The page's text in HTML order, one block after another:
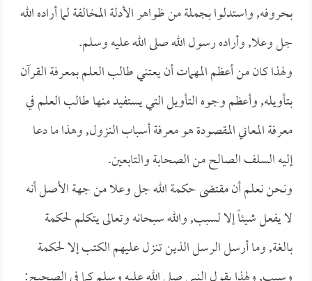
بحروفه, واستدلوا بجملة من ظواهر الأدلة المخالفة لما أراده الله
جل وعلا, وأراده رسول الله صلى الله عليه وسلم.
ولهذا كان من أعظم المهمات أن يعتني طالب العلم بمعرفة القرآن
بتأويله, وأعظم وجوه التأويل التي يستفيد منها طالب العلم في
معرفة المعاني المقصودة هو معرفة أسباب النزول, وهذا ما دعا
إليه السلف الصالح من الصحابة والتابعين.
ونحن نعلم أن مقتضى حكمة الله جل وعلا من جهة الأصل أنه
لا يفعل شيئاً إلا لسبب, والله سبحانه وتعالى يتكلم لحكمة
بالغة, وما أرسل الرسل الذين تنزل عليهم الكتب إلا لحكمة